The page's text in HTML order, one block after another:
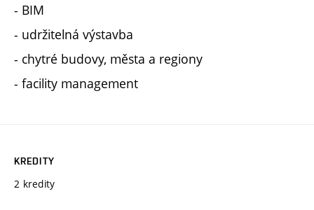
- BIM
- udržitelná výstavba
- chytré budovy, města a regiony
- facility management
KREDITY
2 kredity